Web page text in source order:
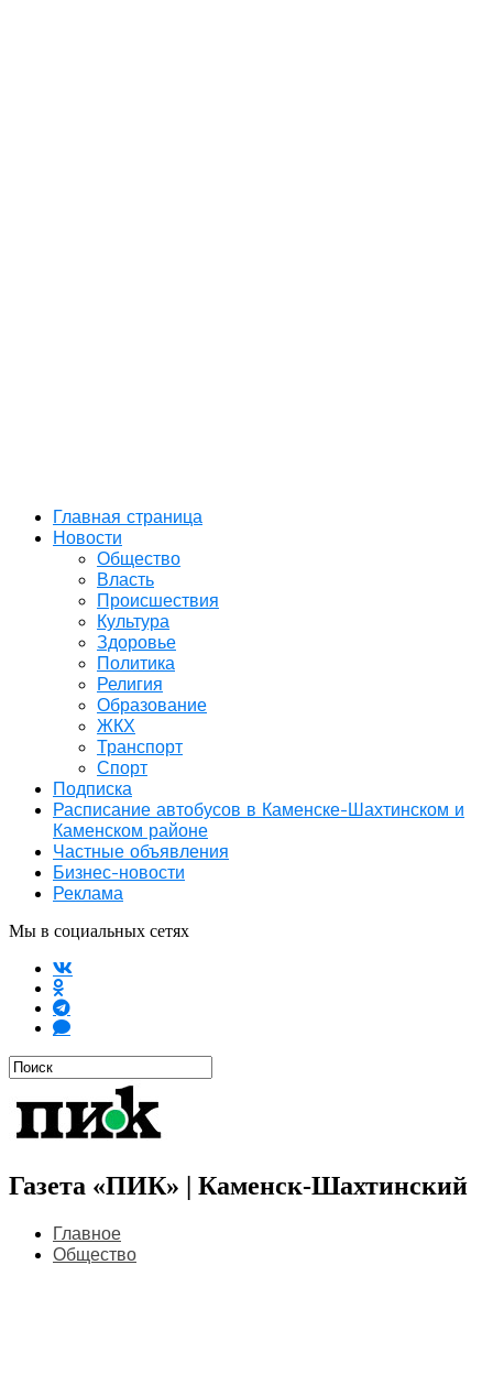
Главная страница
Новости
Общество
Власть
Происшествия
Культура
Здоровье
Политика
Религия
Образование
ЖКХ
Транспорт
Спорт
Подписка
Расписание автобусов в Каменске-Шахтинском и
Каменском районе
Частные объявления
Бизнес-новости
Реклама
Мы в социальных сетях
Газета «ПИК» | Каменск-Шахтинский
Главное
Общество